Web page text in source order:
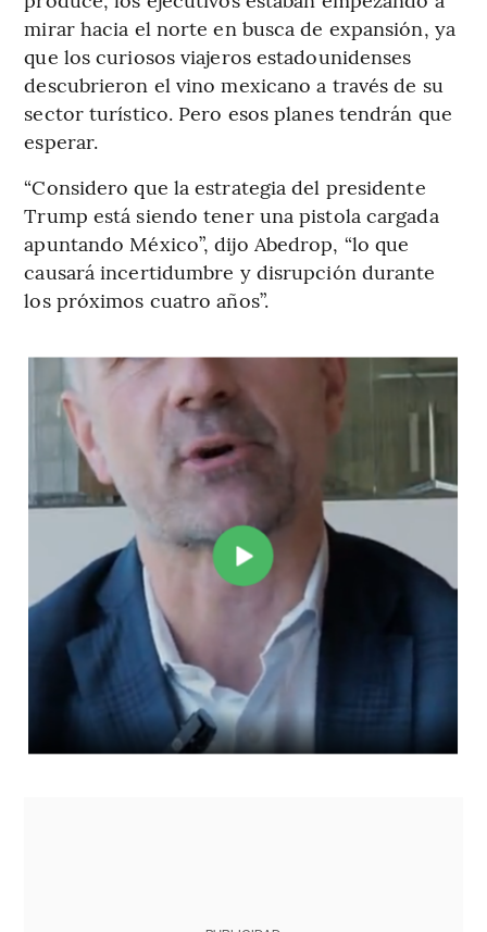
mirar hacia el norte en busca de expansión, ya
que los curiosos viajeros estadounidenses
descubrieron el vino mexicano a través de su
sector turístico. Pero esos planes tendrán que
esperar.
“Considero que la estrategia del presidente
Trump está siendo tener una pistola cargada
apuntando México”, dijo Abedrop, “lo que
causará incertidumbre y disrupción durante
los próximos cuatro años”.